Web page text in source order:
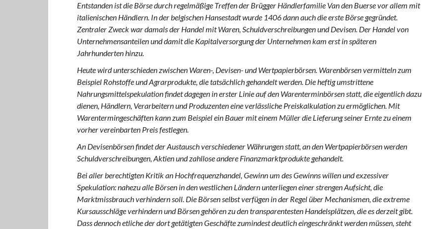
Entstanden ist die Börse durch regelmäßige Treffen der Brügger Händlerfamilie Van den Buerse vor allem mit
italienischen Händlern. In der belgischen Hansestadt wurde 1406 dann auch die erste Börse gegründet.
Zentraler Zweck war damals der Handel mit Waren, Schuldverschreibungen und Devisen. Der Handel von
Unternehmensanteilen und damit die Kapitalversorgung der Unternehmen kam erst in späteren
Jahrhunderten hinzu.
Heute wird unterschieden zwischen Waren-, Devisen- und Wertpapierbörsen. Warenbörsen vermitteln zum
Beispiel Rohstoffe und Agrarprodukte, die tatsächlich gehandelt werden. Die heftig umstrittene
Nahrungsmittelspekulation findet dagegen in erster Linie auf den Warenterminbörsen statt, die eigentlich dazu
dienen, Händlern, Verarbeitern und Produzenten eine verlässliche Preiskalkulation zu ermöglichen. Mit
Warentermingeschäften kann zum Beispiel ein Bauer mit einem Müller die Lieferung seiner Ernte zu einem
vorher vereinbarten Preis festlegen.
An Devisenbörsen findet der Austausch verschiedener Währungen statt, an den Wertpapierbörsen werden
Schuldverschreibungen, Aktien und zahllose andere Finanzmarktprodukte gehandelt.
Bei aller berechtigten Kritik an Hochfrequenzhandel, Gewinn um des Gewinns willen und exzessiver
Spekulation: nahezu alle Börsen in den westlichen Ländern unterliegen einer strengen Aufsicht, die
Marktmissbrauch verhindern soll. Die Börsen selbst verfügen in der Regel über Mechanismen, die extreme
Kursausschläge verhindern und Börsen gehören zu den transparentesten Handelsplätzen, die es derzeit gibt.
Dass dennoch etliche der dort getätigten Geschäfte zumindest deutlich eingeschränkt werden müssen, steht